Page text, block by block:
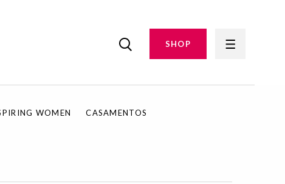
SHOP
WOMEN CASAMENTOS